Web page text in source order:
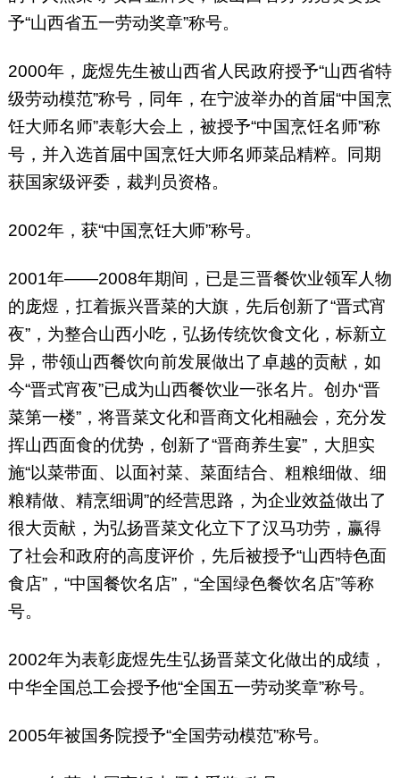
予“山西省五一劳动奖章”称号。
2000年，庞煜先生被山西省人民政府授予“山西省特
级劳动模范”称号，同年，在宁波举办的首届“中国烹
饪大师名师”表彰大会上，被授予“中国烹饪名师”称
号，并入选首届中国烹饪大师名师菜品精粹。同期
获国家级评委，裁判员资格。
2002年，获“中国烹饪大师”称号。
2001年——2008年期间，已是三晋餐饮业领军人物
的庞煜，扛着振兴晋菜的大旗，先后创新了“晋式宵
夜”，为整合山西小吃，弘扬传统饮食文化，标新立
异，带领山西餐饮向前发展做出了卓越的贡献，如
今“晋式宵夜”已成为山西餐饮业一张名片。创办“晋
菜第一楼”，将晋菜文化和晋商文化相融会，充分发
挥山西面食的优势，创新了“晋商养生宴”，大胆实
施“以菜带面、以面衬菜、菜面结合、粗粮细做、细
粮精做、精烹细调”的经营思路，为企业效益做出了
很大贡献，为弘扬晋菜文化立下了汉马功劳，赢得
了社会和政府的高度评价，先后被授予“山西特色面
食店”，“中国餐饮名店”，“全国绿色餐饮名店”等称
号。
2002年为表彰庞煜先生弘扬晋菜文化做出的成绩，
中华全国总工会授予他“全国五一劳动奖章”称号。
2005年被国务院授予“全国劳动模范”称号。